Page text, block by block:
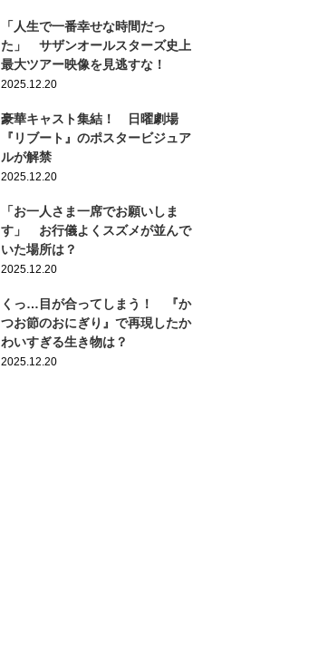
「人生で一番幸せな時間だっ
た」 サザンオールスターズ史上
最大ツアー映像を見逃すな！
2025.12.20
豪華キャスト集結！ 日曜劇場
『リブート』のポスタービジュア
ルが解禁
2025.12.20
「お一人さま一席でお願いしま
す」 お行儀よくスズメが並んで
いた場所は？
2025.12.20
くっ…目が合ってしまう！ 『か
つお節のおにぎり』で再現したか
わいすぎる生き物は？
2025.12.20